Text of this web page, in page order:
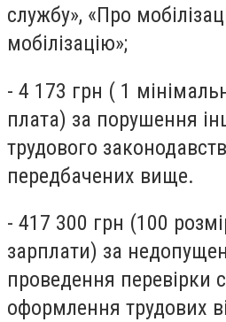
службу», «Про
мобілізацію»;
- 4 173 грн ( 1
плата) за порушення
трудового
передбачених вище.
- 417 300 грн (100
зарплати) зa
проведення перевірки
оформлення трудових